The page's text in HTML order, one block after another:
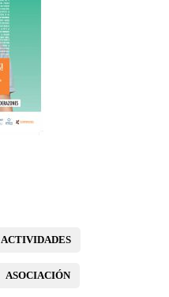
ACTIVIDADES
ASOCIACIÓN